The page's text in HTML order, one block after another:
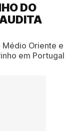
DO
Médio Oriente e
em Portugal